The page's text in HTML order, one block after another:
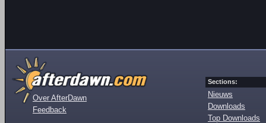
Over AfterDawn
Feedback
Sections:
Nieuws
Downloads
Top Downloads